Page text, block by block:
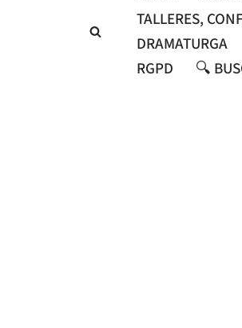
TALLERES,
DRAMATURGA
RGPD
🔍